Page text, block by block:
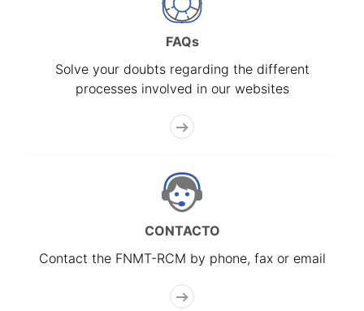
FAQs
Solve your doubts regarding the different
processes involved in our websites
CONTACTO
Contact the FNMT-RCM by phone, fax or email